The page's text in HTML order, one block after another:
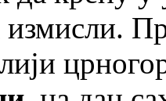
измисли.